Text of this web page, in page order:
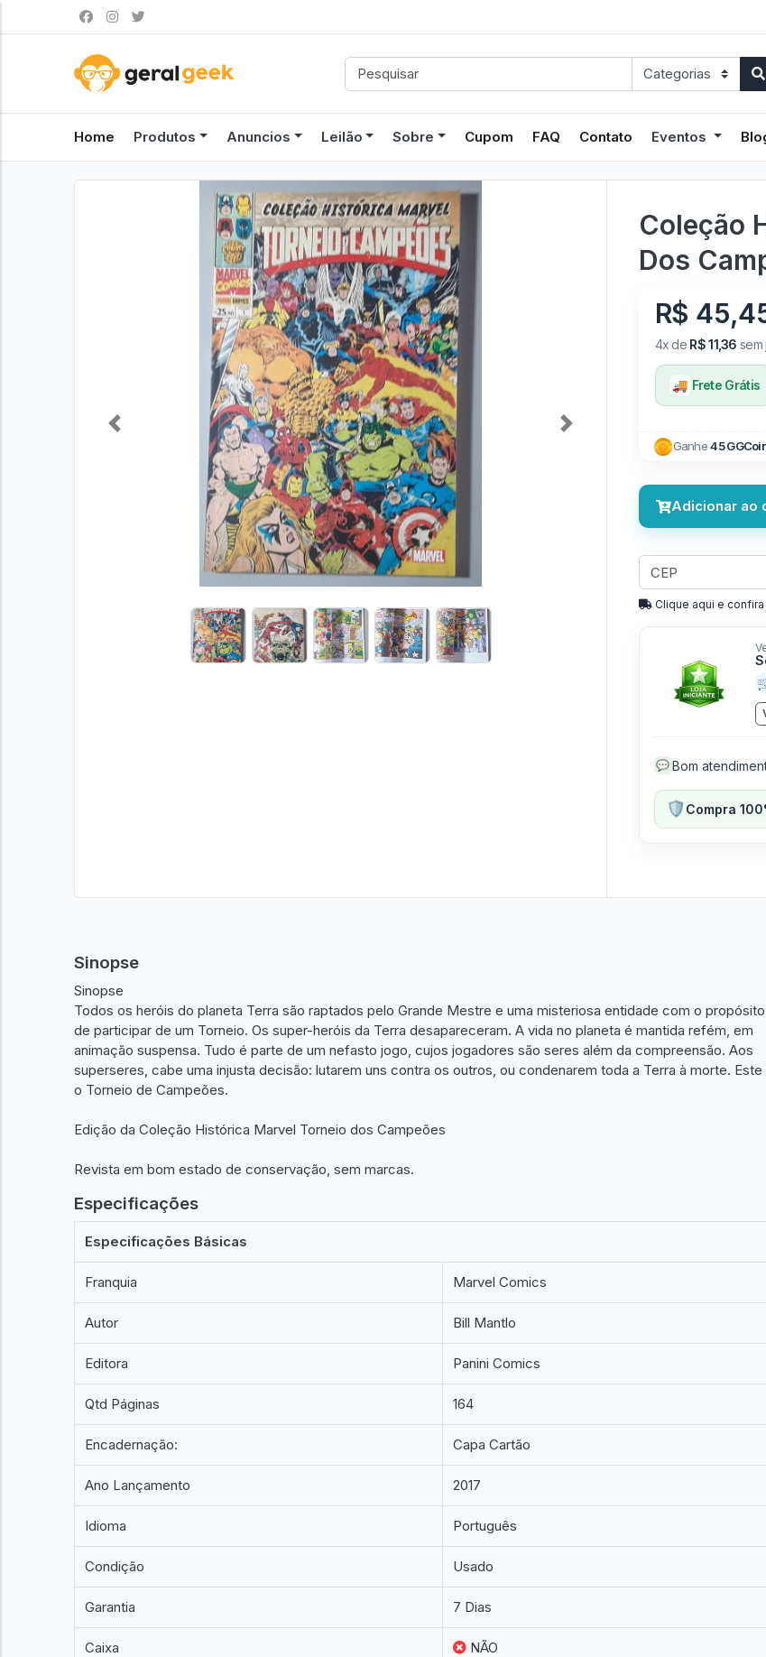
Home Produtos Anuncios Leilão Sobre Cupom FAQ Contato Eventos
Previous Next
Coleção
Dos
R$
4x de R$ 11,36 sem
🚚 Frete Grátis
Ganhe45
Adicionar ao
Clique aqui e
💬 Bom
🛡️Compra
Sinopse
Sinopse
Todos os heróis do planeta Terra são raptados pelo Grande Mestre e uma misteriosa entidade com o propósito
de participar de um Torneio. Os super-heróis da Terra desapareceram. A vida no planeta é mantida refém, em
animação suspensa. Tudo é parte de um nefasto jogo, cujos jogadores são seres além da compreensão. Aos
superseres, cabe uma injusta decisão: lutarem uns contra os outros, ou condenarem toda a Terra à morte. Este
o Torneio de Campeões.
Edição da Coleção Histórica Marvel Torneio dos Campeões
Revista em bom estado de conservação, sem marcas.
Especificações
Especificações Básicas
Franquia Marvel Comics
Autor Bill Mantlo
Editora Panini Comics
Qtd Páginas 164
Encadernação: Capa Cartão
Ano Lançamento 2017
Idioma Português
Condição Usado
Garantia 7 Dias
Caixa NÃO